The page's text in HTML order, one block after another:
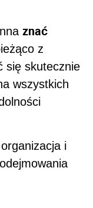
znać
z
się skutecznie
wszystkich
i